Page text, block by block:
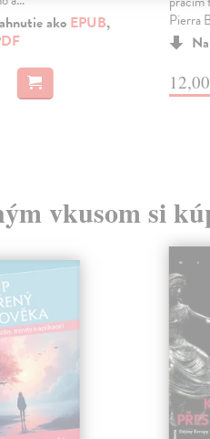
ako EPUB,
Pierra
vkusom si